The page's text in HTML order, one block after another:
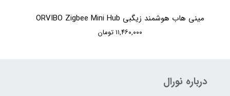
مینی هاب هوشمند زیگبی ORVIBO Zigbee Mini Hub
۱۱,۴۶۰,۰۰۰ تومان
درباره نورال